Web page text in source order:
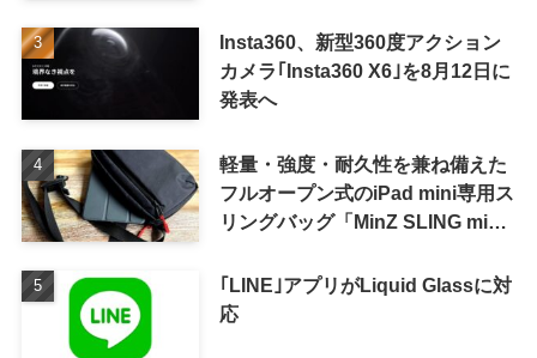
Insta360、新型360度アクション
カメラ｢Insta360 X6｣を8月12日に
発表へ
軽量・強度・耐久性を兼ね備えた
フルオープン式のiPad mini専用ス
リングバッグ「MinZ SLING mini
｢LINE｣アプリがLiquid Glassに対
応